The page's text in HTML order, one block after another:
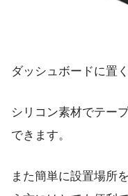
ダッシュボードに置
シリコン素材でテー
できます。
また簡単に設置場所